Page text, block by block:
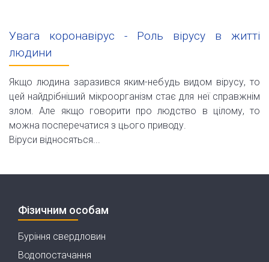
Увага коронавірус - Роль вірусу в житті
людини
Якщо людина заразився яким-небудь видом вірусу, то
цей найдрібніший мікроорганізм стає для неї справжнім
злом. Але якщо говорити про людство в цілому, то
можна посперечатися з цього приводу.
Віруси відносяться...
Фізичним особам
Буріння свердловин
Водопостачання